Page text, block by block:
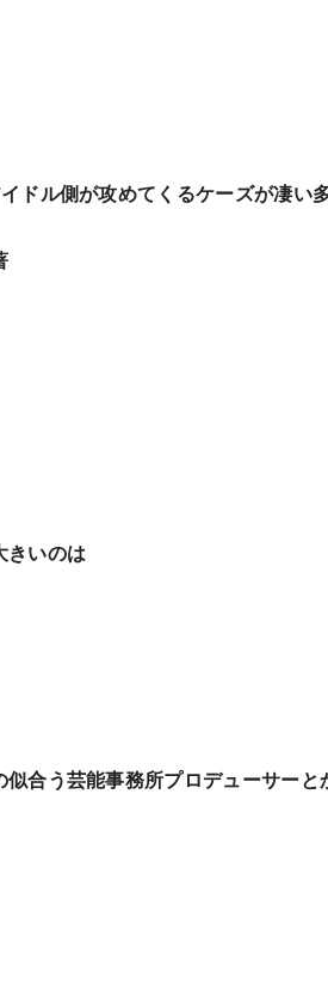
ドル側が攻めてくるケーズが凄い
きいのは
合う芸能事務所プロデューサーと